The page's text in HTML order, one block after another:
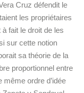
Cruz défendit le
les propriétaires
fait le droit de les
sur cette notion
sa théorie de la
proportionnel entre
même ordre d’idée